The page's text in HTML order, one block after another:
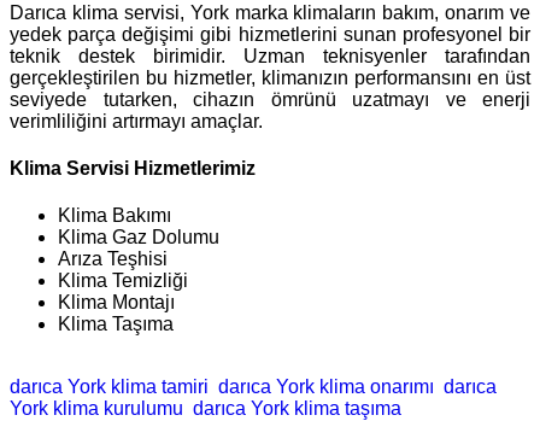
Darıca klima servisi, York marka klimaların bakım, onarım ve
yedek parça değişimi gibi hizmetlerini sunan profesyonel bir
teknik destek birimidir. Uzman teknisyenler tarafından
gerçekleştirilen bu hizmetler, klimanızın performansını en üst
seviyede tutarken, cihazın ömrünü uzatmayı ve enerji
verimliliğini artırmayı amaçlar.
Klima Servisi Hizmetlerimiz
Klima Bakımı
Klima Gaz Dolumu
Arıza Teşhisi
Klima Temizliği
Klima Montajı
Klima Taşıma
darıca York klima tamiri darıca York klima onarımı darıca
York klima kurulumu darıca York klima taşıma